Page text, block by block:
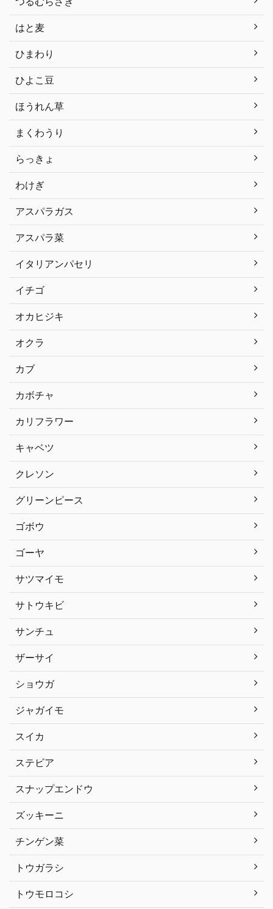
はと麦
ひまわり
ひよこ豆
ほうれん草
まくわうり
らっきょ
わけぎ
アスパラガス
アスパラ菜
イタリアンパセリ
イチゴ
オカヒジキ
オクラ
カブ
カボチャ
カリフラワー
キャベツ
クレソン
グリーンピース
ゴボウ
ゴーヤ
サツマイモ
サトウキビ
サンチュ
ザーサイ
ショウガ
ジャガイモ
スイカ
ステビア
スナップエンドウ
ズッキーニ
チンゲン菜
トウガラシ
トウモロコシ